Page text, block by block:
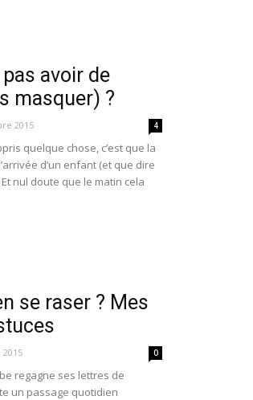
avoir de
masquer) ?
2015 4
quelque chose, c’est que la
d’un enfant (et que dire
nul doute que le matin cela
se raser ? Mes
0
regagne ses lettres de
un passage quotidien